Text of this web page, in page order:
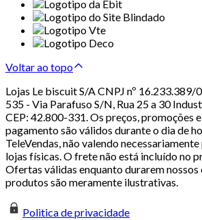
Voltar ao topo
Lojas Le biscuit S/A CNPJ nº
535 - Via Parafuso S/N, Rua 25 a 30
CEP: 42.800-331. Os preços, promoções
pagamento são válidos durante o dia de
TeleVendas, não valendo
lojas físicas. O frete não está incluído no
Ofertas válidas enquanto durarem
produtos são meramente ilustrativas.
Politica de privacidade